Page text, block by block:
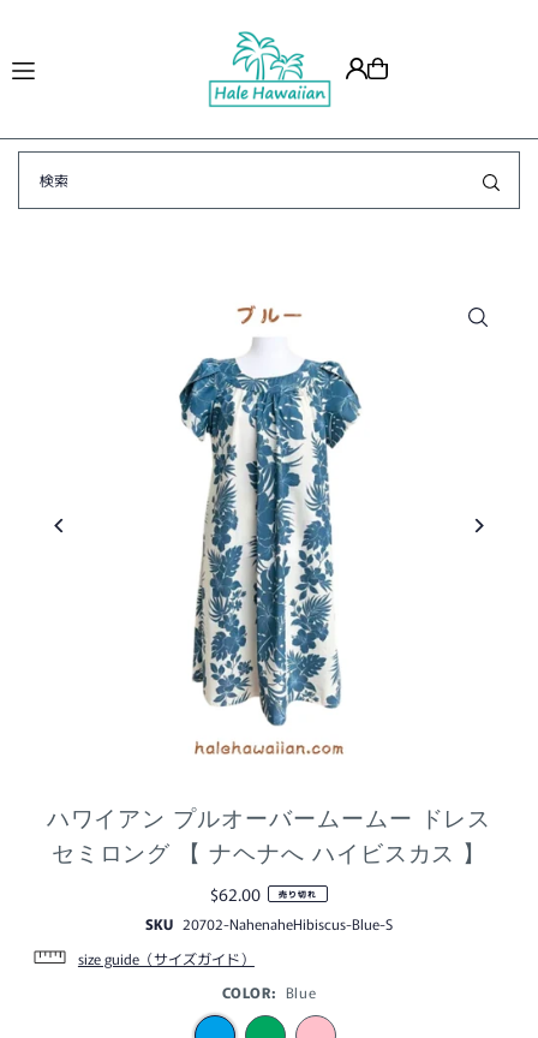
Translation missing: ja.accessibility.skip_to_text
ハワイアン プルオーバームームー ドレス
セミロング 【 ナヘナへ ハイビスカス 】
$62.00 売り切れ
SKU 20702-NahenaheHibiscus-Blue-S
size guide（サイズガイド）
COLOR: Blue